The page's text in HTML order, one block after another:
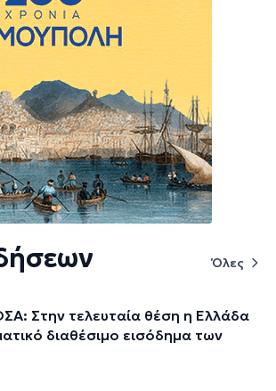
Όλες
Στην τελευταία θέση η Ελλάδα
διαθέσιμο εισόδημα των